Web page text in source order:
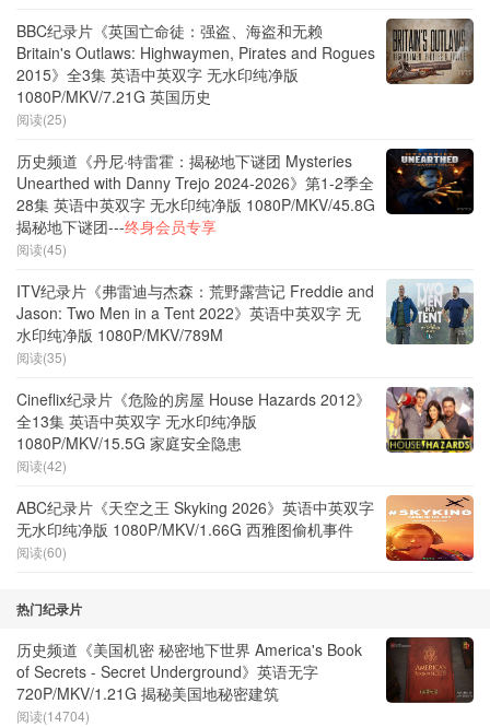
BBC纪录片《英国亡命徒：强盗、海盗和无赖
Britain's Outlaws: Highwaymen, Pirates and Rogues
2015》全3集 英语中英双字 无水印纯净版
1080P/MKV/7.21G 英国历史
阅读(25)
历史频道《丹尼·特雷霍：揭秘地下谜团 Mysteries
Unearthed with Danny Trejo 2024-2026》第1-2季全
28集 英语中英双字 无水印纯净版 1080P/MKV/45.8G
揭秘地下谜团---终身会员专享
阅读(45)
ITV纪录片《弗雷迪与杰森：荒野露营记 Freddie and
Jason: Two Men in a Tent 2022》英语中英双字 无
水印纯净版 1080P/MKV/789M
阅读(35)
Cineflix纪录片《危险的房屋 House Hazards 2012》
全13集 英语中英双字 无水印纯净版
1080P/MKV/15.5G 家庭安全隐患
阅读(42)
ABC纪录片《天空之王 Skyking 2026》英语中英双字
无水印纯净版 1080P/MKV/1.66G 西雅图偷机事件
阅读(60)
热门纪录片
历史频道《美国机密 秘密地下世界 America's Book
of Secrets - Secret Underground》英语无字
720P/MKV/1.21G 揭秘美国地秘密建筑
阅读(14704)